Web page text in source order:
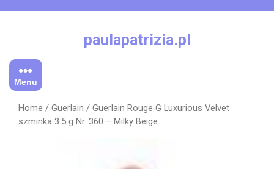
paulapatrizia.pl
Menu
Home / Guerlain / Guerlain Rouge G Luxurious Velvet
szminka 3.5 g Nr. 360 – Milky Beige